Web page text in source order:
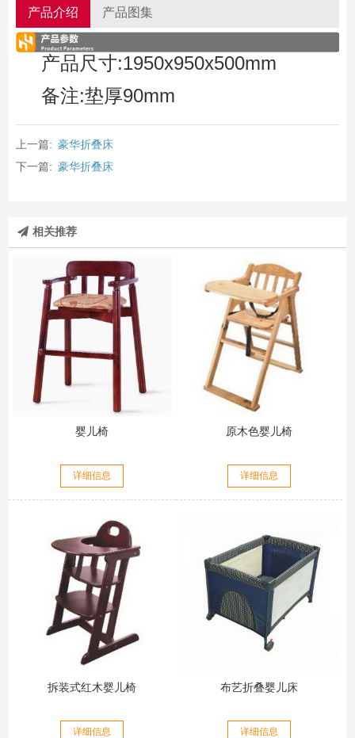
产品介绍 产品图集
产品尺寸:1950x950x500mm
备注:垫厚90mm
上一篇: 豪华折叠床
下一篇: 豪华折叠床
相关推荐
婴儿椅
详细信息
原木色婴儿椅
详细信息
拆装式红木婴儿椅
详细信息
布艺折叠婴儿床
详细信息